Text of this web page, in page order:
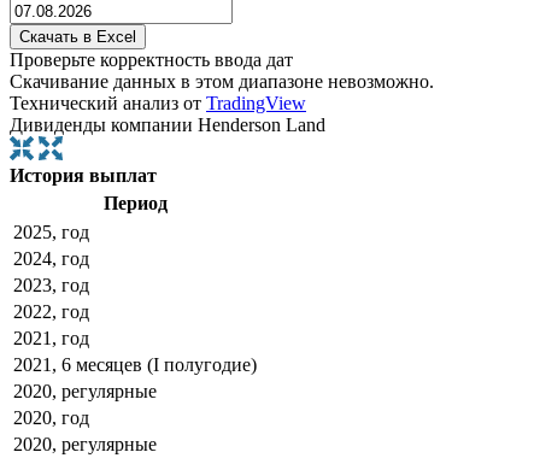
Проверьте корректность ввода дат
Скачивание данных в этом диапазоне невозможно.
Технический анализ от TradingView
Дивиденды компании Henderson Land
История выплат
Период
2025, год
2024, год
2023, год
2022, год
2021, год
2021, 6 месяцев (I полугодие)
2020, регулярные
2020, год
2020, регулярные